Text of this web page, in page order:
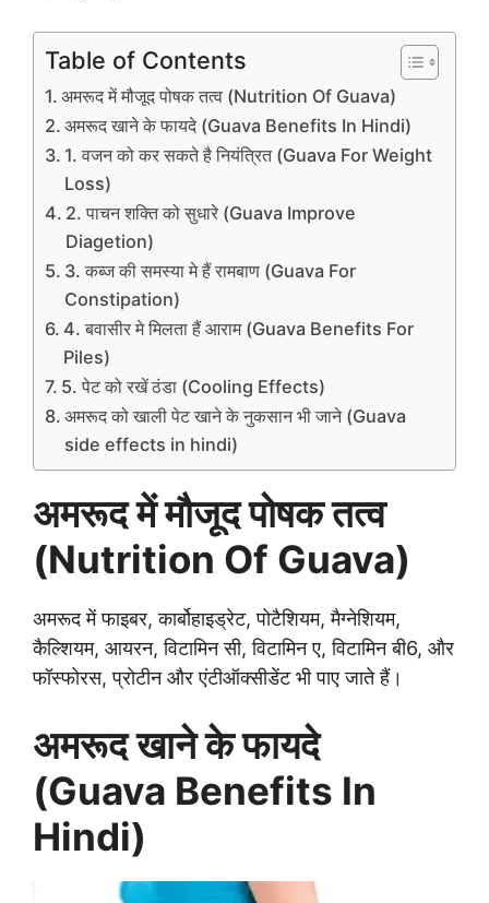
Table of Contents
अमरूद में मौजूद पोषक तत्व (Nutrition Of Guava)
अमरूद खाने के फायदे (Guava Benefits In Hindi)
1. वजन को कर सकते है नियंत्रित (Guava For Weight
Loss)
2. पाचन शक्ति को सुधारे (Guava Improve
Diagetion)
3. कब्ज की समस्या मे हैं रामबाण (Guava For
Constipation)
4. बवासीर मे मिलता हैं आराम (Guava Benefits For
Piles)
5. पेट को रखें ठंडा (Cooling Effects)
अमरूद को खाली पेट खाने के नुकसान भी जाने (Guava
side effects in hindi)
अमरूद में मौजूद पोषक तत्व
(Nutrition Of Guava)
अमरूद में फाइबर, कार्बोहाइड्रेट, पोटैशियम, मैग्नेशियम,
कैल्शियम, आयरन, विटामिन सी, विटामिन ए, विटामिन बी6, और
फॉस्फोरस, प्रोटीन और एंटीऑक्सीडेंट भी पाए जाते हैं।
अमरूद खाने के फायदे
(Guava Benefits In
Hindi)